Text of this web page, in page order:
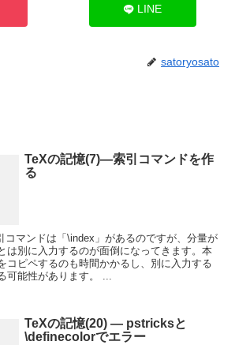
LINE
satoryosato
TeXの記憶(7)—索引コマンドを作
る
コマンドは「\index」があるのですが、分量が
は別に入力するのが面倒になってきます。本
コピペするのも時間かかるし、別に入力する
可能性があります。 ...
TeXの記憶(20) — pstricksと
\definecolorでエラー